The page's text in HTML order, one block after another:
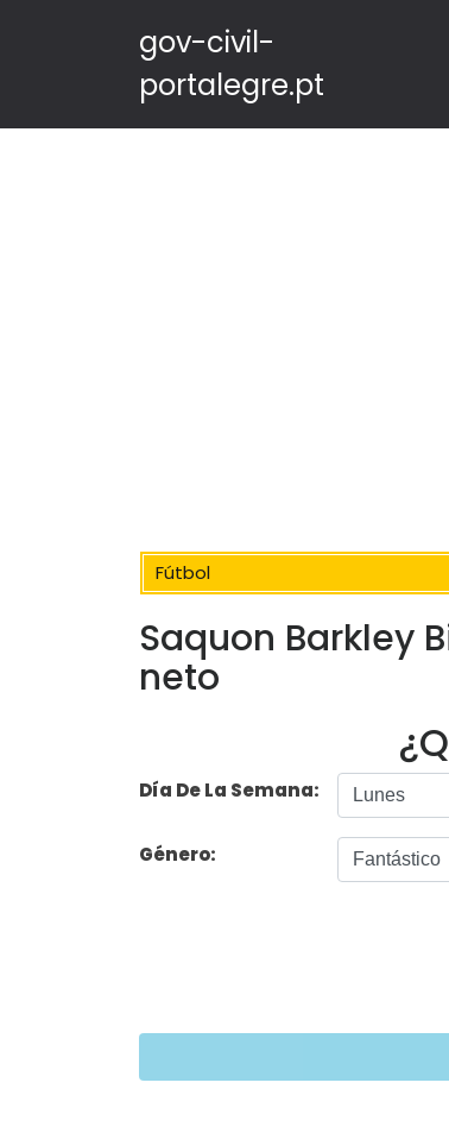
gov-civil-
portalegre.pt
Fútbol
Saquon Barkley
neto
Día De La Semana:
Género: